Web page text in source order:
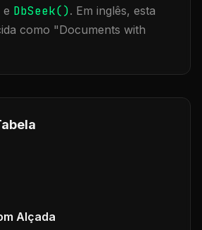
e DbSeek(). Em inglês, esta
como "Documents with
Alçada